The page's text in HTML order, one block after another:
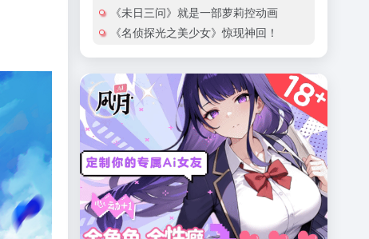
《未日三问》就是一部萝莉控动画
《名侦探光之美少女》惊现神回！